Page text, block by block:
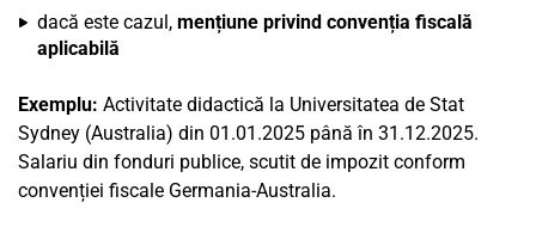
dacă este cazul, mențiune privind convenția fiscală
aplicabilă
Exemplu: Activitate didactică la Universitatea de Stat
Sydney (Australia) din 01.01.2025 până în 31.12.2025.
Salariu din fonduri publice, scutit de impozit conform
convenției fiscale Germania-Australia.